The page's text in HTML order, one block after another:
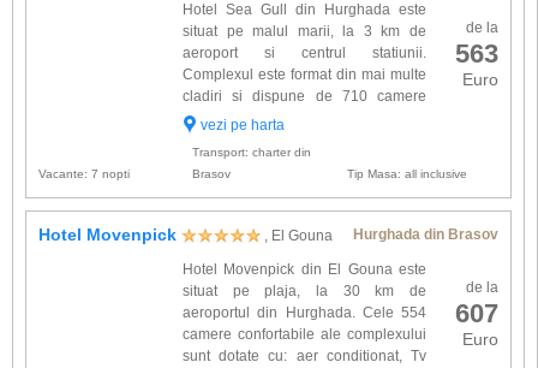
de la
563
Euro
Hotel Sea Gull din Hurghada este
situat pe malul marii, la 3 km de
aeroport si centrul statiunii.
Complexul este format din mai multe
cladiri si dispune de 710 camere
dotate cu: aer conditionat, tv satelit,
oferite la hote...
vezi pe harta
Vacante: 7 nopti
Transport: charter din
Brasov
Tip Masa: all inclusive
Hotel Movenpick , El Gouna Hurghada din Brasov
de la
607
Euro
Hotel Movenpick din El Gouna este
situat pe plaja, la 30 km de
aeroportul din Hurghada. Cele 554
camere confortabile ale complexului
sunt dotate cu: aer conditionat, Tv